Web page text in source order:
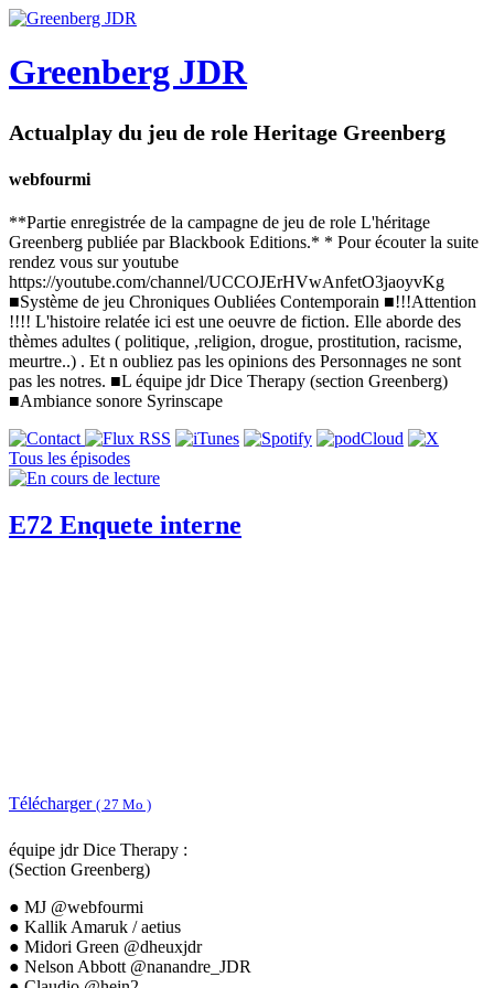
Greenberg JDR
Actualplay du jeu de role Heritage Greenberg
webfourmi
**Partie enregistrée de la campagne de jeu de role L'héritage
Greenberg publiée par Blackbook Editions.* * Pour écouter la suite
rendez vous sur youtube
https://youtube.com/channel/UCCOJErHVwAnfetO3jaoyvKg
■Système de jeu Chroniques Oubliées Contemporain ■!!!Attention
!!!! L'histoire relatée ici est une oeuvre de fiction. Elle aborde des
thèmes adultes ( politique, ,religion, drogue, prostitution, racisme,
meurtre..) . Et n oubliez pas les opinions des Personnages ne sont
pas les notres. ■L équipe jdr Dice Therapy (section Greenberg)
■Ambiance sonore Syrinscape
Tous les épisodes
E72 Enquete interne
Télécharger ( 27 Mo )
équipe jdr Dice Therapy :
(Section Greenberg)
● MJ @webfourmi
● Kallik Amaruk / aetius
● Midori Green @dheuxjdr
● Nelson Abbott @nanandre_JDR